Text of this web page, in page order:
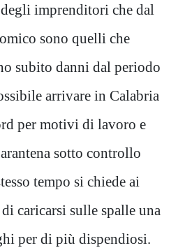
imprenditori che dal
sono quelli che
subito danni dal periodo
arrivare in Calabria
per motivi di lavoro e
sotto controllo
tempo si chiede ai
caricarsi sulle spalle una
per di più dispendiosi.